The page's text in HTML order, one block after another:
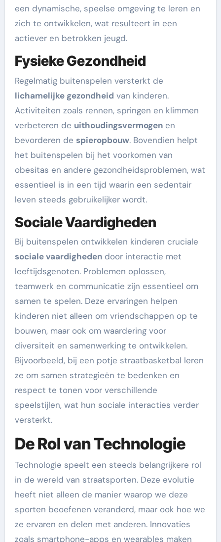
een dynamische, speelse omgeving te leren en
zich te ontwikkelen, wat resulteert in een
actiever en betrokken jeugd.
Fysieke Gezondheid
Regelmatig buitenspelen versterkt de
lichamelijke gezondheid van kinderen.
Activiteiten zoals rennen, springen en klimmen
verbeteren de uithoudingsvermogenen
bevorderen de spieropbouw. Bovendien helpt
het buitenspelen bij het voorkomen van
obesitas en andere gezondheidsproblemen, wat
essentieel is in een tijd waarin een sedentair
leven steeds gebruikelijker wordt.
Sociale Vaardigheden
Bij buitenspelen ontwikkelen kinderen cruciale
sociale vaardighedendoor interactie met
leeftijdsgenoten. Problemen oplossen,
teamwerk en communicatie zijn essentieel om
samen te spelen. Deze ervaringen helpen
kinderen niet alleen om vriendschappen op te
bouwen, maar ook om waardering voor
diversiteit en samenwerking te ontwikkelen.
Bijvoorbeeld, bij een potje straatbasketbal leren
ze om samen strategieën te bedenken en
respect te tonen voor verschillende
speelstijlen, wat hun sociale interacties verder
versterkt.
De Rol van Technologie
Technologie speelt een steeds belangrijkere rol
in de wereld van straatsporten. Deze evolutie
heeft niet alleen de manier waarop we deze
sporten beoefenen veranderd, maar ook hoe we
ze ervaren en delen met anderen. Innovaties
zoals smartphone-apps en wearables maken